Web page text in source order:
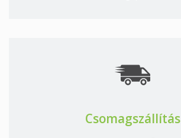
Csomagszállítás